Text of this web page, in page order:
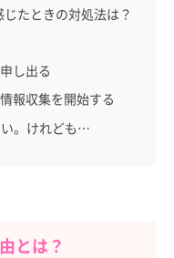
たときの対処法は？
し出る
報収集を開始する
い。けれども…
とは？